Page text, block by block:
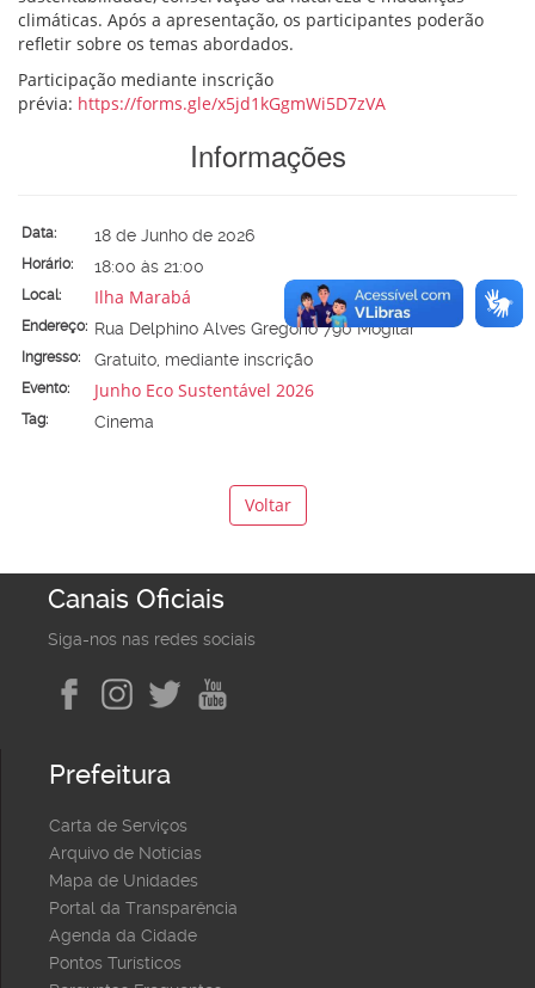
climáticas. Após a apresentação, os participantes poderão
refletir sobre os temas abordados.
Participação mediante inscrição
prévia: https://forms.gle/x5jd1kGgmWi5D7zVA
Informações
Data: 18 de Junho de 2026
Horário: 18:00 às 21:00
Local: Ilha Marabá
Endereço: Rua Delphino Alves Gregório 790 Mogilar
Ingresso: Gratuito, mediante inscrição
Evento: Junho Eco Sustentável 2026
Tag: Cinema
Voltar
Canais Oficiais
Siga-nos nas redes sociais
Prefeitura
Carta de Serviços
Arquivo de Notícias
Mapa de Unidades
Portal da Transparência
Agenda da Cidade
Pontos Turísticos